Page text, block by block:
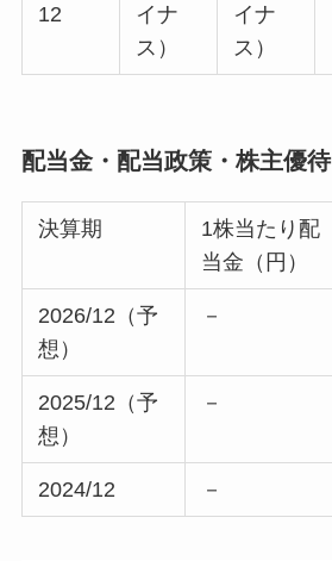
12
イナ
ス）
イナ
ス）
配当金・配当政策・株主優待
決算期
1株当たり配
当金（円）
2026/12（予
想）
－
2025/12（予
想）
－
2024/12 －